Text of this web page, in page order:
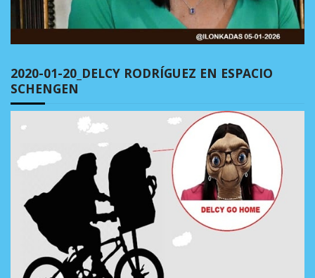
2020-01-20_DELCY RODRÍGUEZ EN ESPACIO
SCHENGEN